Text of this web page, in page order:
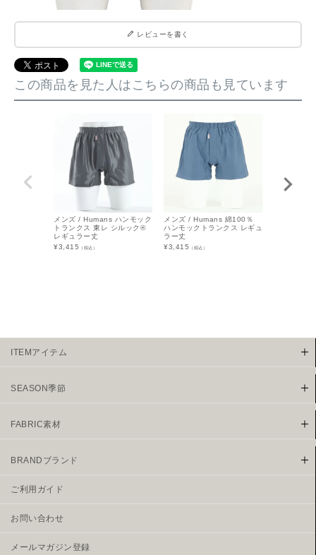
レビューを書く
この商品を見た人はこちらの商品も見ています
メンズ / Humans ハンモック
トランクス 東レ シルック®
レギュラー丈
¥3,415 （税込）
メンズ / Humans 綿100％
ハンモックトランクス レギュ
ラー丈
¥3,415 （税込）
ITEMアイテム
SEASON季節
FABRIC素材
BRANDブランド
ご利用ガイド
お問い合わせ
メールマガジン登録